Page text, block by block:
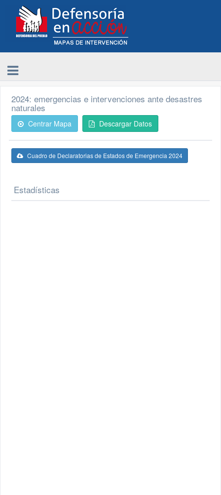
2024: emergencias e intervenciones ante desastres
naturales
Centrar Mapa Descargar Datos
Cuadro de Declaratorias de Estados de Emergencia 2024
Estadísticas